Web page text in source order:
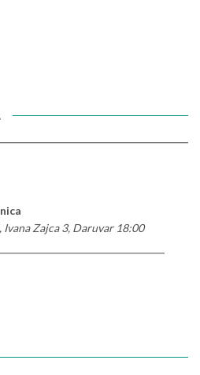
Zajca 3, Daruvar 18:00